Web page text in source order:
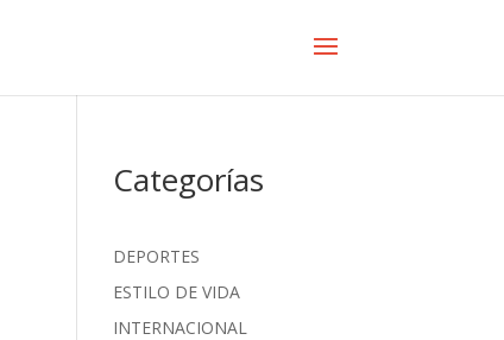
Categorías
DEPORTES
ESTILO DE VIDA
INTERNACIONAL